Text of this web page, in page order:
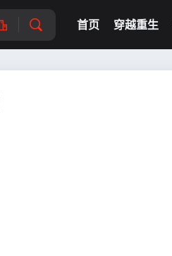
首页 穿越重生